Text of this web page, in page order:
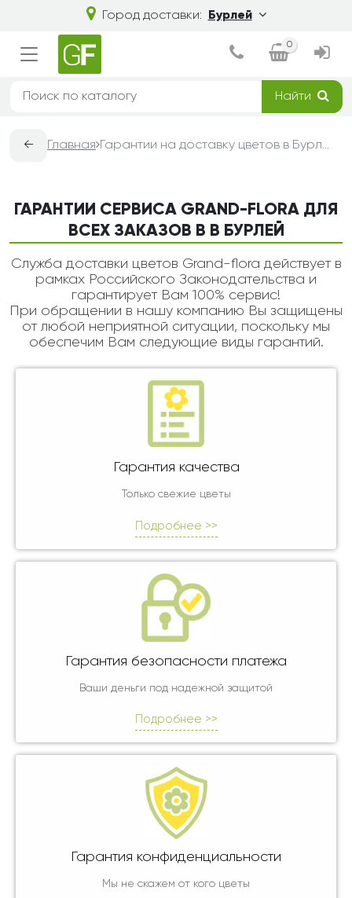
Город доставки: Бурлей
0
Найти
← Главная Гарантии на доставку цветов в Бурлей — Grand-Flora
ГАРАНТИИ СЕРВИСА GRAND-FLORA ДЛЯ
ВСЕХ ЗАКАЗОВ В В БУРЛЕЙ
Служба доставки цветов Grand-flora действует в
рамках Российского Законодательства и
гарантирует Вам 100% сервис!
При обращении в нашу компанию Вы защищены
от любой неприятной ситуации, поскольку мы
обеспечим Вам следующие виды гарантий.
Гарантия качества
Только свежие цветы
Подробнее >>
Гарантия безопасности платежа
Ваши деньги под надежной защитой
Подробнее >>
Гарантия конфиденциальности
Мы не скажем от кого цветы